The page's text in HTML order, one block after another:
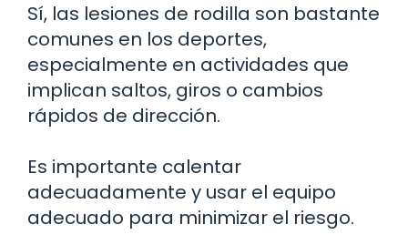
Sí, las lesiones de rodilla son bastante
comunes en los deportes,
especialmente en actividades que
implican saltos, giros o cambios
rápidos de dirección.
Es importante calentar
adecuadamente y usar el equipo
adecuado para minimizar el riesgo.